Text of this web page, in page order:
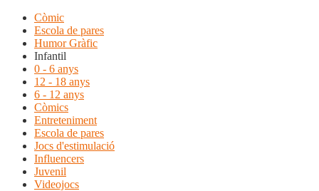
Còmic
Escola de pares
Humor Gràfic
Infantil
0 - 6 anys
12 - 18 anys
6 - 12 anys
Còmics
Entreteniment
Escola de pares
Jocs d'estimulació
Influencers
Juvenil
Videojocs